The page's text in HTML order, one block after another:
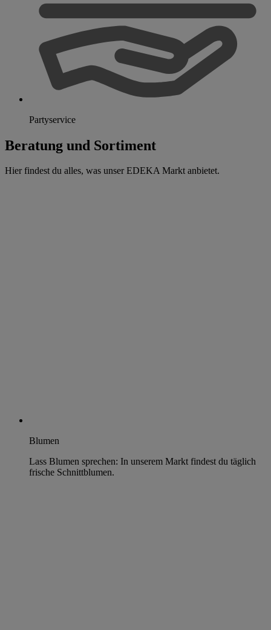
Partyservice
Beratung und Sortiment
Hier findest du alles, was unser EDEKA Markt anbietet.
Blumen
Lass Blumen sprechen: In unserem Markt findest du täglich
frische Schnittblumen.